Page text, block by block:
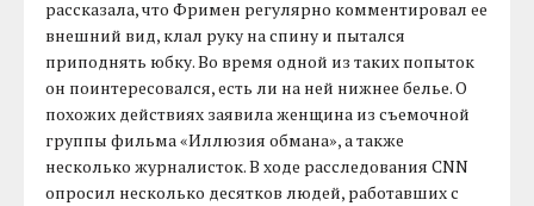
рассказала, что Фримен регулярно комментировал ее
внешний вид, клал руку на спину и пытался
приподнять юбку. Во время одной из таких попыток
он поинтересовался, есть ли на ней нижнее белье. О
похожих действиях заявила женщина из съемочной
группы фильма «Иллюзия обмана», а также
несколько журналисток. В ходе расследования CNN
опросил несколько десятков людей, работавших с